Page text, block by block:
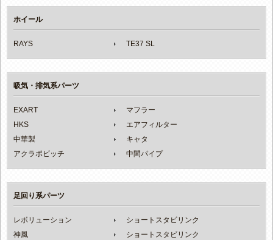
ホイール
RAYS TE37 SL
吸気・排気系パーツ
EXART
マフラー
HKS
エアフィルター
中華製
キャタ
アクラポビッチ
中間パイプ
足回り系パーツ
レボリューション
ショートスタビリンク
神風
ショートスタビリンク